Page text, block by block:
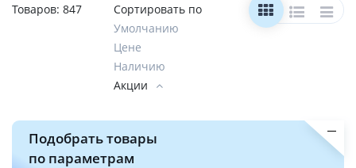
Товаров: 847
Сортировать по
Умолчанию
Цене
Наличию
Акции
Подобрать товары
по параметрам